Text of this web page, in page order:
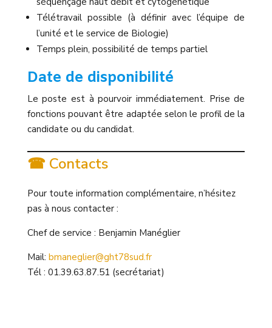
Télétravail possible (à définir avec l’équipe de
l’unité et le service de Biologie)
Temps plein, possibilité de temps partiel
Date de disponibilité
Le poste est à pourvoir immédiatement. Prise de
fonctions pouvant être adaptée selon le profil de la
candidate ou du candidat.
☎ Contacts
Pour toute information complémentaire, n’hésitez
pas à nous contacter :
Chef de service : Benjamin Manéglier
Mail: bmaneglier@ght78sud.fr
Tél : 01.39.63.87.51 (secrétariat)